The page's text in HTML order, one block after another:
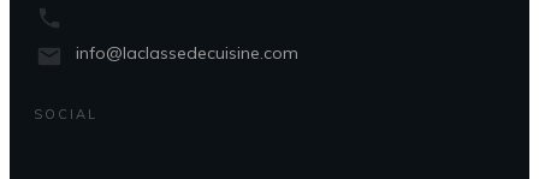
info@laclassedecuisine.com
SOCIAL